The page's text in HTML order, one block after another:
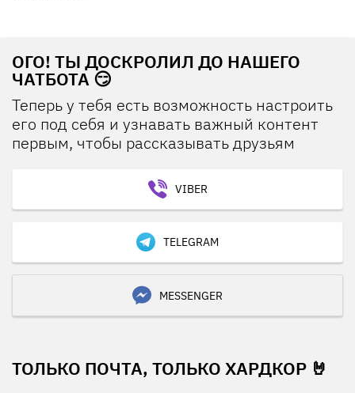
ОГО! ТЫ ДОСКРОЛИЛ ДО НАШЕГО
ЧАТБОТА 😏
Теперь у тебя есть возможность настроить
его под себя и узнавать важный контент
первым, чтобы рассказывать друзьям
VIBER
TELEGRAM
MESSENGER
ТОЛЬКО ПОЧТА, ТОЛЬКО ХАРДКОР 🤘